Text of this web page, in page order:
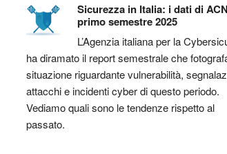
Sicurezza in Italia: i dati di
primo semestre 2025
L’Agenzia italiana per la
ha diramato il report semestrale che
situazione riguardante vulnerabilità,
attacchi e incidenti cyber di questo periodo.
Vediamo quali sono le tendenze rispetto al
passato.